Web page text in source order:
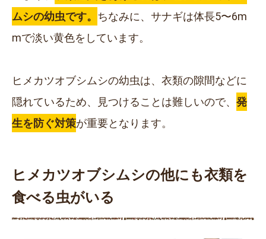
ムシの幼虫です。 ちなみに、サナギは体長5〜6m
mで淡い黄色をしています。
ヒメカツオブシムシの幼虫は、衣類の隙間などに
隠れているため、見つけることは難しいので、 発
生を防ぐ対策が重要となります。
ヒメカツオブシムシの他にも衣類を
食べる虫がいる